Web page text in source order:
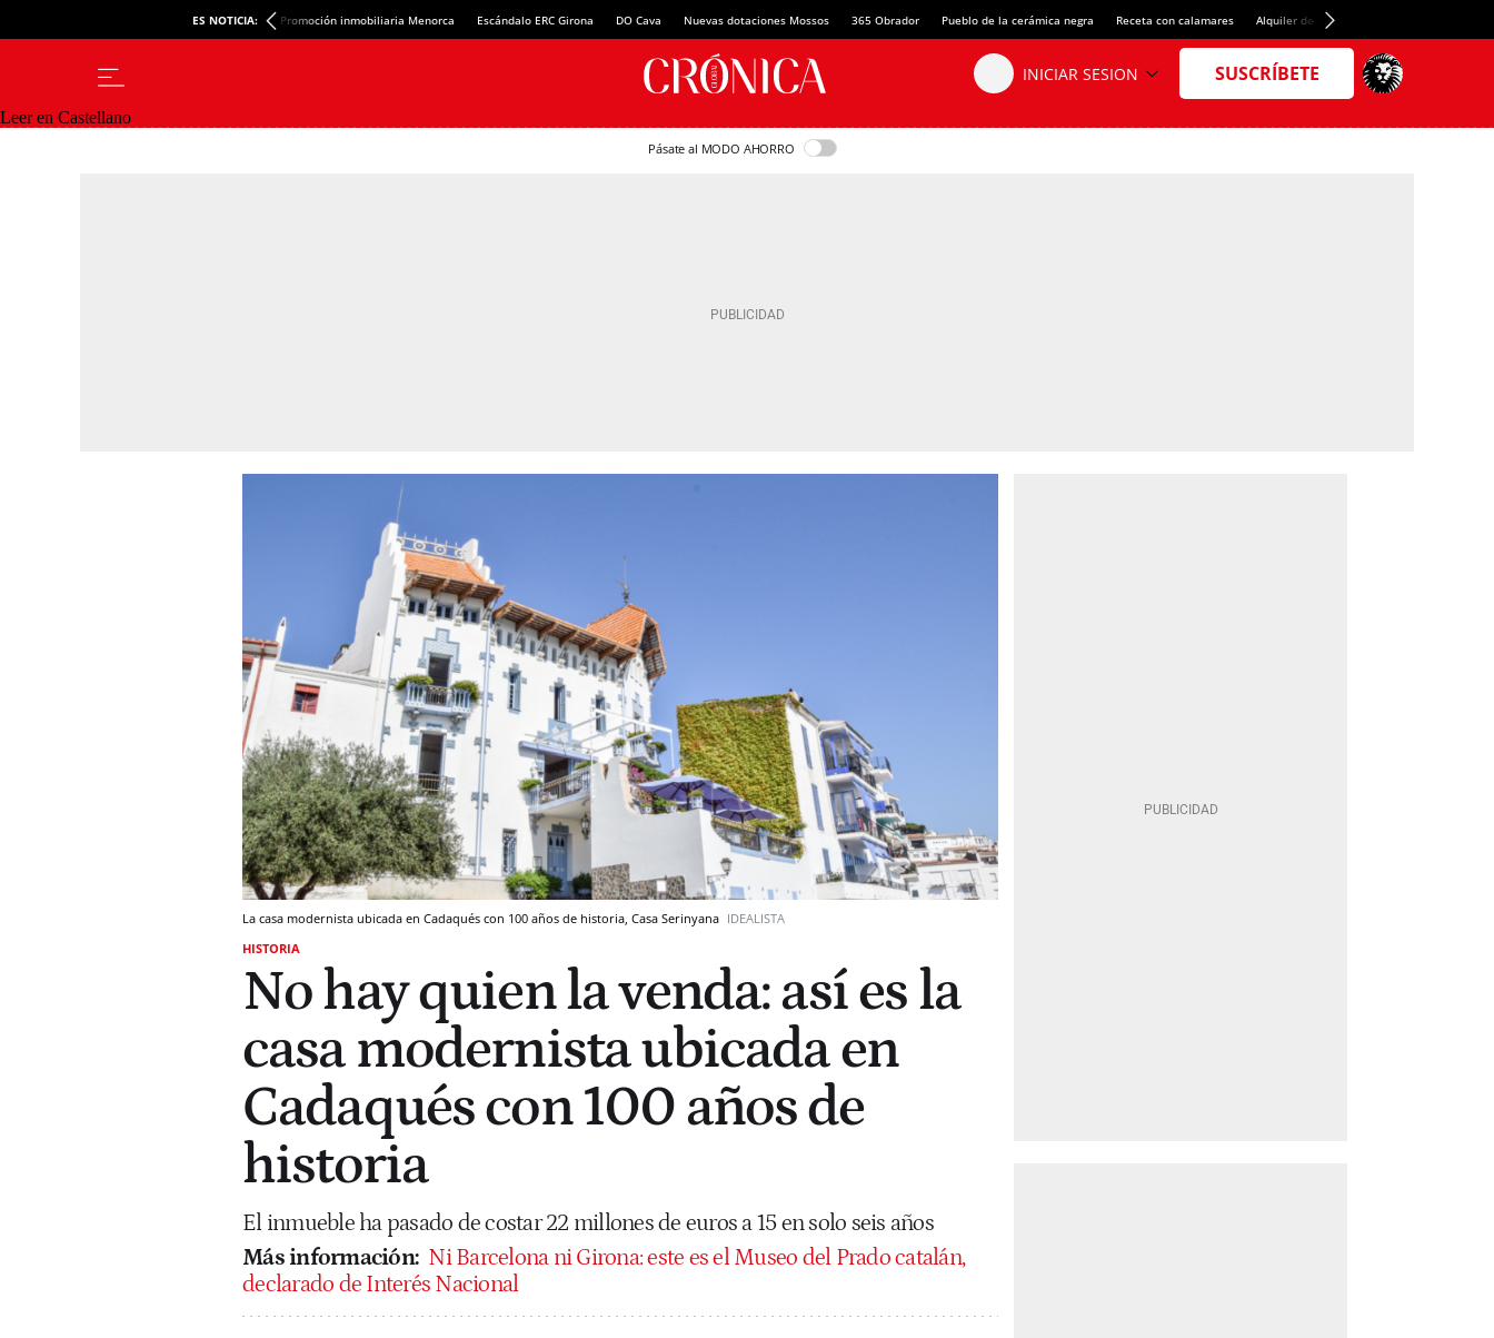
ES NOTICIA: Promoción inmobiliaria Menorca Escándalo ERC Girona DO Cava Nuevas dotaciones Mossos 365 Obrador Pueblo de la cerámica negra Receta con calamares Alquiler de habitaciones en España
Leer en Castellano
Pásate al MODO AHORRO
La casa modernista ubicada en Cadaqués con 100 años de historia, Casa Serinyana IDEALISTA
HISTORIA
No hay quien la venda: así es la
casa modernista ubicada en
Cadaqués con 100 años de
historia
El inmueble ha pasado de costar 22 millones de euros a 15 en solo seis años
Más información: Ni Barcelona ni Girona: este es el Museo del Prado catalán,
declarado de Interés Nacional